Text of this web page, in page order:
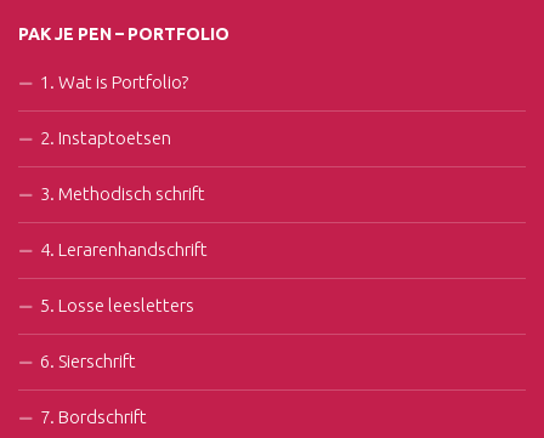
PAK JE PEN – PORTFOLIO
1. Wat is Portfolio?
2. Instaptoetsen
3. Methodisch schrift
4. Lerarenhandschrift
5. Losse leesletters
6. Sierschrift
7. Bordschrift